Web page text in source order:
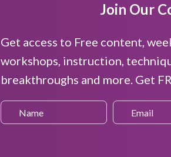
Join Our
Get access to Free content,
workshops, instruction,
breakthroughs and more. Get